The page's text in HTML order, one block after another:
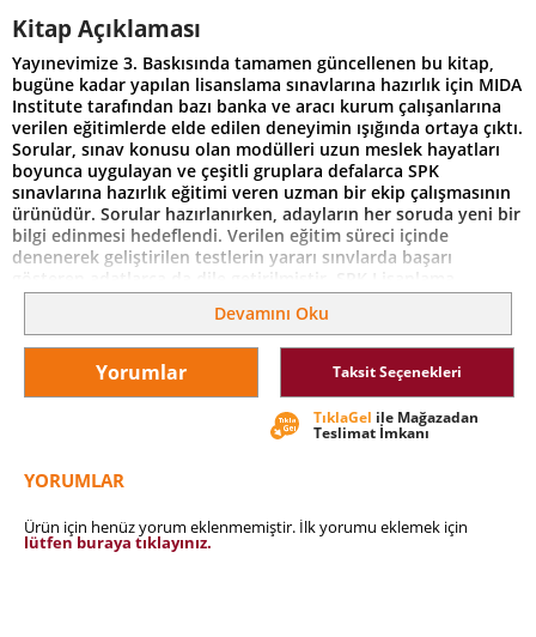
Kitap Açıklaması
Yayınevimize 3. Baskısında tamamen güncellenen bu kitap,
bugüne kadar yapılan lisanslama sınavlarına hazırlık için MIDA
Institute tarafından bazı banka ve aracı kurum çalışanlarına
verilen eğitimlerde elde edilen deneyimin ışığında ortaya çıktı.
Sorular, sınav konusu olan modülleri uzun meslek hayatları
boyunca uygulayan ve çeşitli gruplara defalarca SPK
sınavlarına hazırlık eğitimi veren uzman bir ekip çalışmasının
ürünüdür. Sorular hazırlanırken, adayların her soruda yeni bir
bilgi edinmesi hedeflendi. Verilen eğitim süreci içinde
denenerek geliştirilen testlerin yararı sınvlarda başarı
gösteren adatlarca da dile getirilmiştir. SPK Lisanlama
Sınavlarına katılacak adaylar için yeni bir kaynak olma
niteliğindeki SPK Lisanlama Sınavlarına Hazırlık Testleri 1448
orjinal sorudan oluşuyor. Temel Düzey bölümünde her bir
modül için birbirinden farklı sorulardan oluşan beş ayrı test
ve ayrıca ileri düzey bölümünde 199 fark sorusu yer alıyor.
Devamını Oku
Yorumlar Taksit Seçenekleri
TıklaGel ile Mağazadan
Teslimat İmkanı
YORUMLAR
Ürün için henüz yorum eklenmemiştir. İlk yorumu eklemek için
lütfen buraya tıklayınız.